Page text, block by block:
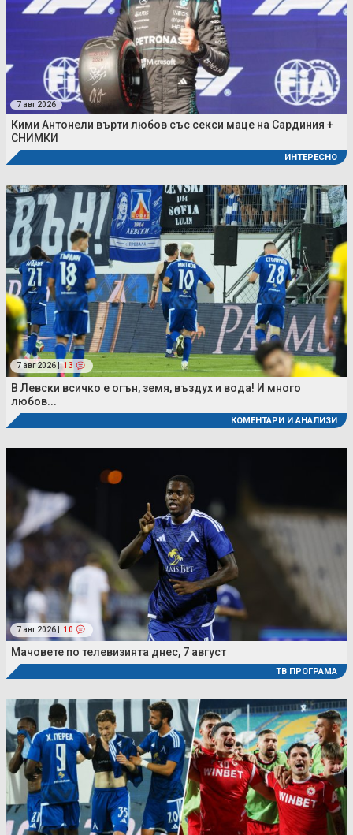
7 авг 2026
Кими Антонели върти любов със секси маце на Сардиния +
СНИМКИ
ИНТЕРЕСНО
7 авг 2026 | 13
В Левски всичко е огън, земя, въздух и вода! И много
любов...
КОМЕНТАРИ И АНАЛИЗИ
7 авг 2026 | 10
Мачовете по телевизията днес, 7 август
ТВ ПРОГРАМА